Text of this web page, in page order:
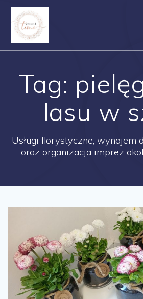
Tag:
lasu w
Usługi florystyczne, wynajem
oraz organizacja imprez